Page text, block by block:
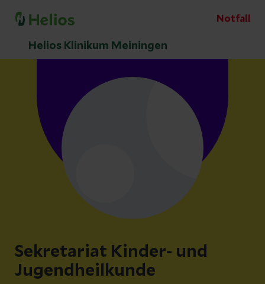
Notfall
Helios Klinikum Meiningen
Sekretariat Kinder- und
Jugendheilkunde